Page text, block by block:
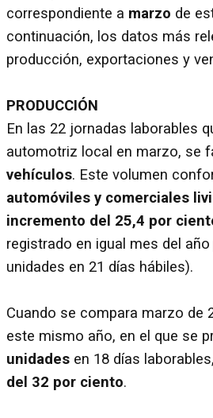
correspondiente a marzo de
continuación, los datos más
producción, exportaciones y
PRODUCCIÓN
En las 22 jornadas laborables
automotriz local en marzo, se
vehículos. Este volumen
automóviles y comerciales
incremento del 25,4 por
registrado en igual mes del
unidades en 21 días hábiles).
Cuando se compara marzo de
este mismo año, en el que se
unidades en 18 días
del 32 por ciento.